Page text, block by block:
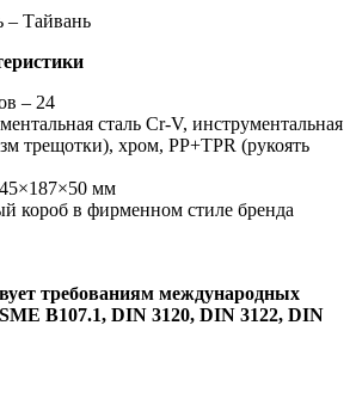
– Тайвань
– 24
сталь Cr-V, инструментальная
трещотки), хром, PP+TPR (рукоять
мм
короб в фирменном стиле бренда
требованиям международных
B107.1, DIN 3120, DIN 3122, DIN